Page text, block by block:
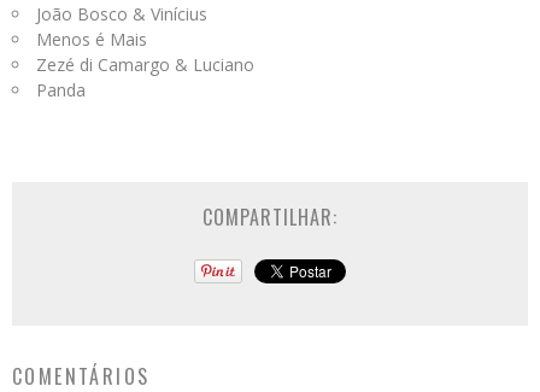
João Bosco & Vinícius
Menos é Mais
Zezé di Camargo & Luciano
Panda
COMPARTILHAR:
COMENTÁRIOS